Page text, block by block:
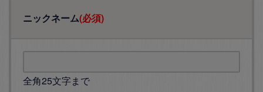
ニックネーム(必須)
全角25文字まで